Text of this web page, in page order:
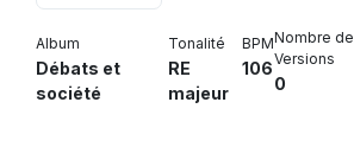
Album
Débats et
société
Tonalité
RE
majeur
BPM
106
Nombre de
Versions
0